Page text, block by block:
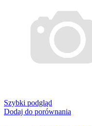
Szybki podgląd
Dodaj do porównania